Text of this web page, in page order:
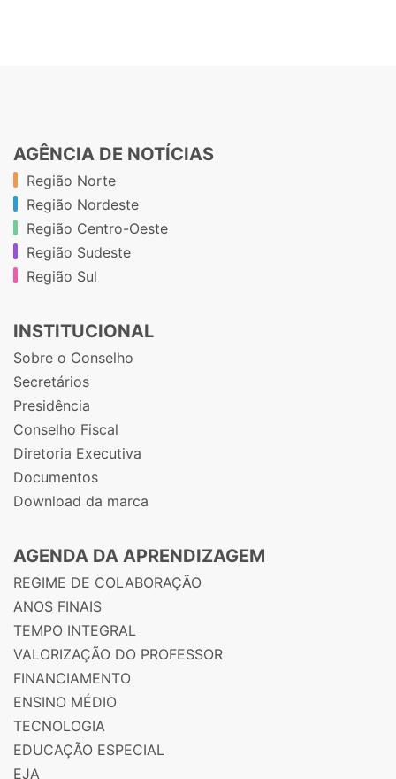
AGÊNCIA DE NOTÍCIAS
Região Norte
Região Nordeste
Região Centro-Oeste
Região Sudeste
Região Sul
INSTITUCIONAL
Sobre o Conselho
Secretários
Presidência
Conselho Fiscal
Diretoria Executiva
Documentos
Download da marca
AGENDA DA APRENDIZAGEM
REGIME DE COLABORAÇÃO
ANOS FINAIS
TEMPO INTEGRAL
VALORIZAÇÃO DO PROFESSOR
FINANCIAMENTO
ENSINO MÉDIO
TECNOLOGIA
EDUCAÇÃO ESPECIAL
EJA